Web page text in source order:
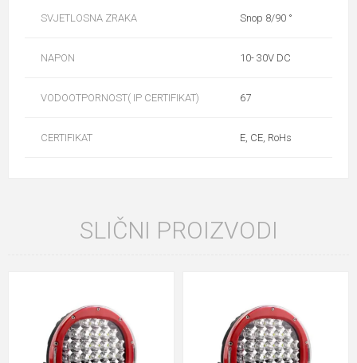
SVJETLOSNA ZRAKA Snop 8/90 °
NAPON 10- 30V DC
VODOOTPORNOST( IP CERTIFIKAT) 67
CERTIFIKAT E, CE, RoHs
SLIČNI PROIZVODI